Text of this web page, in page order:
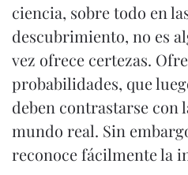
ciencia, sobre todo en
descubrimiento, no es
vez ofrece certezas.
probabilidades, que
deben contrastarse con
mundo real. Sin
reconoce fácilmente la